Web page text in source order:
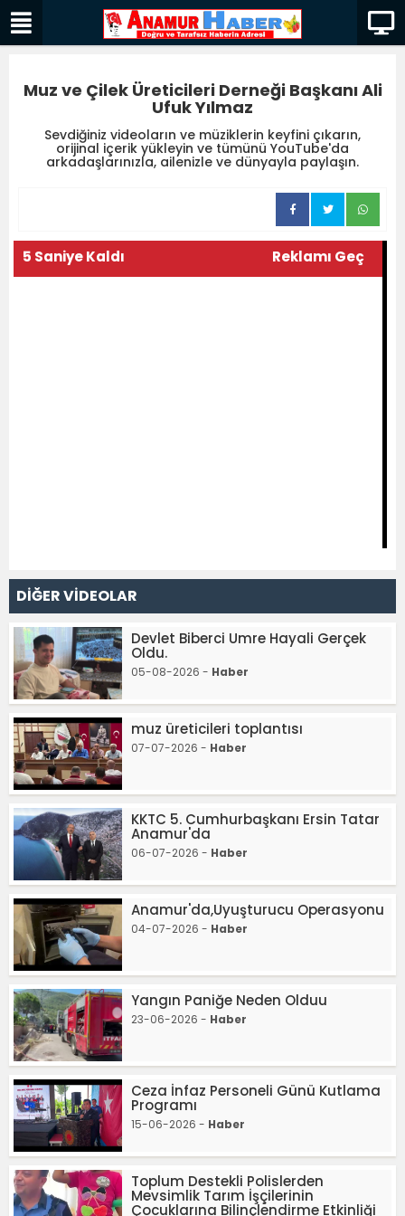
Muz ve Çilek Üreticileri Derneği Başkanı Ali
Ufuk Yılmaz
Sevdiğiniz videoların ve müziklerin keyfini çıkarın,
orijinal içerik yükleyin ve tümünü YouTube'da
arkadaşlarınızla, ailenizle ve dünyayla paylaşın.
Reklamı Geç
5 Saniye Kaldı
DİĞER VİDEOLAR
Devlet Biberci Umre Hayali Gerçek
Oldu.
05-08-2026 - Haber
muz üreticileri toplantısı
07-07-2026 - Haber
KKTC 5. Cumhurbaşkanı Ersin Tatar
Anamur'da
06-07-2026 - Haber
Anamur'da,Uyuşturucu Operasyonu
04-07-2026 - Haber
Yangın Paniğe Neden Olduu
23-06-2026 - Haber
Ceza İnfaz Personeli Günü Kutlama
Programı
15-06-2026 - Haber
Toplum Destekli Polislerden
Mevsimlik Tarım İşçilerinin
Çocuklarına Bilinçlendirme Etkinliği